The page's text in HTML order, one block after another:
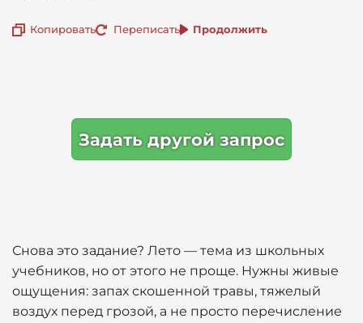
Копировать Переписать Продолжить
Задать другой запрос
Снова это задание? Лето — тема из школьных
учебников, но от этого не проще. Нужны живые
ощущения: запах скошенной травы, тяжелый
воздух перед грозой, а не просто перечисление